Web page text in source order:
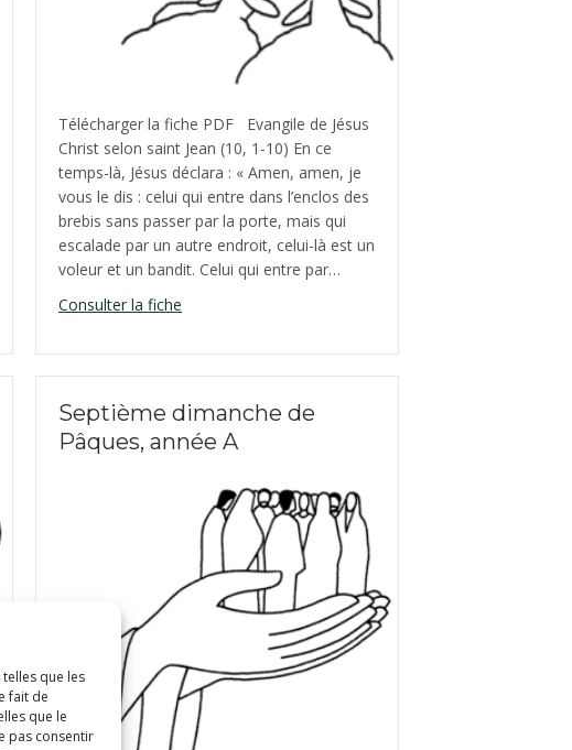
que les
fait de
que le
pas consentir
Pâques, année A
Télécharger la fiche PDF Evangile de Jésus
Christ selon saint Jean (10, 1-10) En ce
temps-là, Jésus déclara : « Amen, amen, je
vous le dis : celui qui entre dans l’enclos des
brebis sans passer par la porte, mais qui
escalade par un autre endroit, celui-là est un
voleur et un bandit. Celui qui entre par…
Consulter la fiche
Septième dimanche de
Pâques, année A